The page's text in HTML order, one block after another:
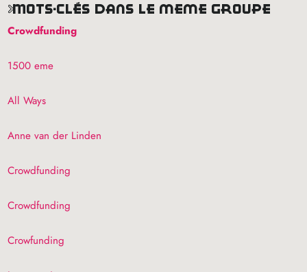
mots-clés dans le même groupe
Crowdfunding
1500 eme
All Ways
Anne van der Linden
Crowdfunding
Crowdfunding
Crowfunding